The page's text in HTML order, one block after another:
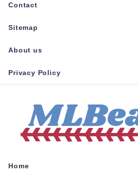
Contact
Sitemap
About us
Privacy Policy
Home